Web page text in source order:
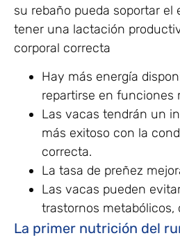
su rebaño pueda soportar el
tener una lactación
corporal correcta
Hay más energía
repartirse en funciones
Las vacas tendrán un
más exitoso con la
correcta.
La tasa de preñez
Las vacas pueden
trastornos metabólicos,
La primer nutrición del